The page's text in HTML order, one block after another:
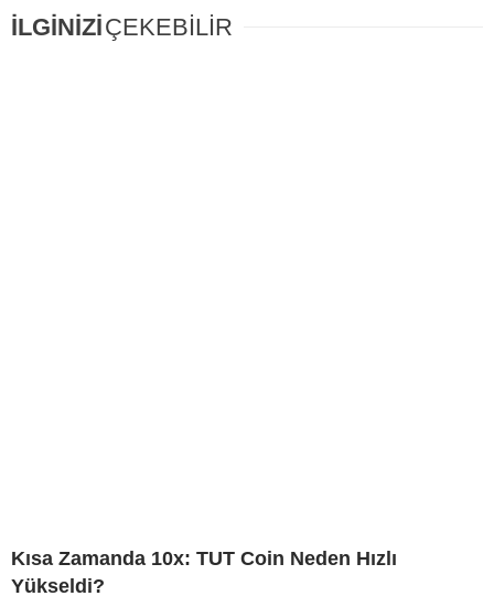
İLGİNİZİÇEKEBİLİR
Kısa Zamanda 10x: TUT Coin Neden Hızlı
Yükseldi?